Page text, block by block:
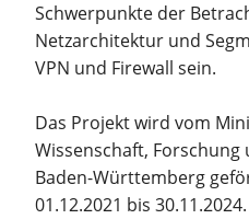
Schwerpunkte der
Netzarchitektur und
VPN und Firewall sein.
Das Projekt wird vom
Wissenschaft, Forschung
Baden-Württemberg
01.12.2021 bis 30.11.2024.